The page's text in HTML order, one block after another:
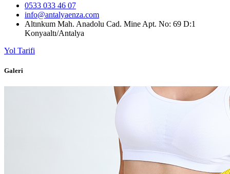
0533 033 46 07
info@antalyaenza.com
Altınkum Mah. Anadolu Cad. Mine Apt. No: 69 D:1
Konyaaltı/Antalya
Yol Tarifi
Galeri